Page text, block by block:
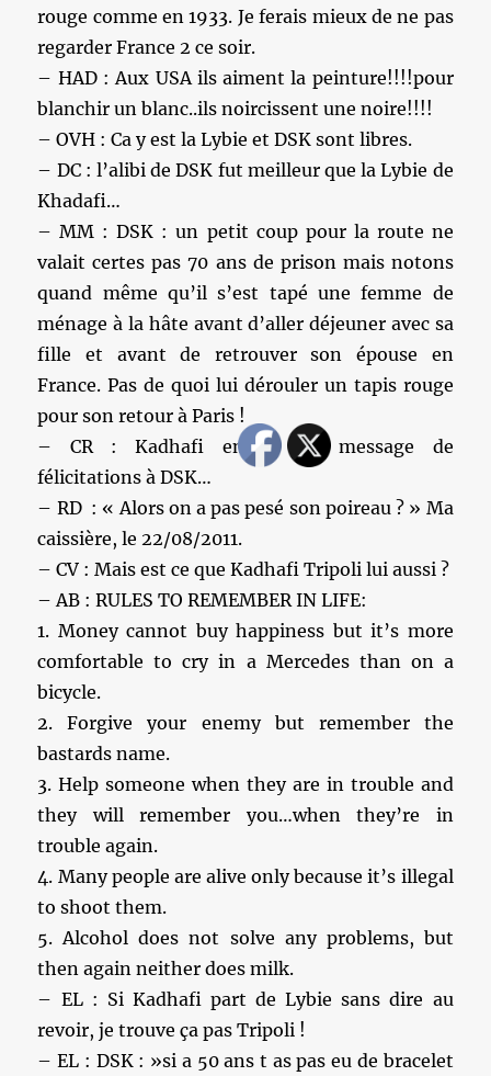
rouge comme en 1933. Je ferais mieux de ne pas
regarder France 2 ce soir.
– HAD : Aux USA ils aiment la peinture!!!!pour
blanchir un blanc..ils noircissent une noire!!!!
– OVH : Ca y est la Lybie et DSK sont libres.
– DC : l’alibi de DSK fut meilleur que la Lybie de
Khadafi…
– MM : DSK : un petit coup pour la route ne
valait certes pas 70 ans de prison mais notons
quand même qu’il s’est tapé une femme de
ménage à la hâte avant d’aller déjeuner avec sa
fille et avant de retrouver son épouse en
France. Pas de quoi lui dérouler un tapis rouge
pour son retour à Paris !
– CR : Kadhafi envoie un message de
félicitations à DSK…
– RD : « Alors on a pas pesé son poireau ? » Ma
caissière, le 22/08/2011.
– CV : Mais est ce que Kadhafi Tripoli lui aussi ?
– AB : RULES TO REMEMBER IN LIFE:
1. Money cannot buy happiness but it’s more
comfortable to cry in a Mercedes than on a
bicycle.
2. Forgive your enemy but remember the
bastards name.
3. Help someone when they are in trouble and
they will remember you…when they’re in
trouble again.
4. Many people are alive only because it’s illegal
to shoot them.
5. Alcohol does not solve any problems, but
then again neither does milk.
– EL : Si Kadhafi part de Lybie sans dire au
revoir, je trouve ça pas Tripoli !
– EL : DSK : »si a 50 ans t as pas eu de bracelet